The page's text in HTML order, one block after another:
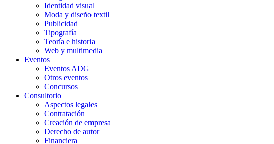
Identidad visual
Moda y diseño textil
Publicidad
Tipografía
Teoría e historia
Web y multimedia
Eventos
Eventos ADG
Otros eventos
Concursos
Consultorio
Aspectos legales
Contratación
Creación de empresa
Derecho de autor
Financiera